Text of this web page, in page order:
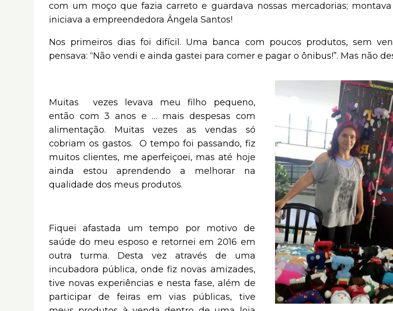
com um moço que fazia carreto e guardava nossas mercadorias;
iniciava a empreendedora Ângela Santos!
Nos primeiros dias foi difícil. Uma banca com poucos produtos, sem
pensava: “Não vendi e ainda gastei para comer e pagar o ônibus!”. Mas não
Muitas vezes levava meu filho pequeno,
então com 3 anos e … mais despesas com
alimentação. Muitas vezes as vendas só
cobriam os gastos. O tempo foi passando, fiz
muitos clientes, me aperfeiçoei, mas até hoje
ainda estou aprendendo a melhorar na
qualidade dos meus produtos.
Fiquei afastada um tempo por motivo de
saúde do meu esposo e retornei em 2016 em
outra turma. Desta vez através de uma
incubadora pública, onde fiz novas amizades,
tive novas experiências e nesta fase, além de
participar de feiras em vias públicas, tive